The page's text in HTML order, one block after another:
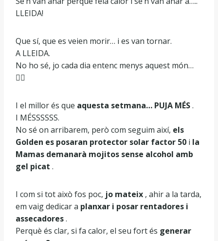
LLEIDA!
Que sí, que es veien morir… i es van tornar.
A LLEIDA.
No ho sé, jo cada dia entenc menys aquest món…
🤷‍♂️
I el millor és que aquesta setmana… PUJA MÉS.
I MÉSSSSSS.
No sé on arribarem, però com seguim així, els
Golden es posaran protector solar factor 50 i la
Mamas demanarà mojitos sense alcohol amb
gel picat .
I com si tot això fos poc, jo mateix , ahir a la tarda,
em vaig dedicar a planxar i posar rentadores i
assecadores.
Perquè és clar, si fa calor, el seu fort és generar